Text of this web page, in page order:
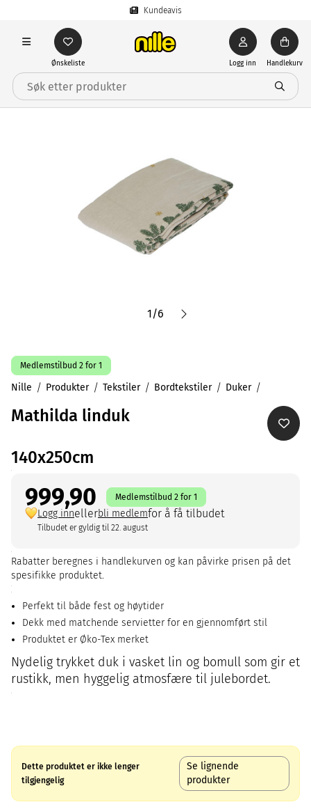
Kundeavis
Ønskeliste Logg inn Handlekurv
1/6
Medlemstilbud 2 for 1
Nille Produkter Tekstiler Bordtekstiler Duker
Mathilda linduk
140x250cm
999,90 Medlemstilbud 2 for 1
Logg innellerbli medlemfor å få tilbudet
Tilbudet er gyldig til 22. august
Rabatter beregnes i handlekurven og kan påvirke prisen på det
spesifikke produktet.
Perfekt til både fest og høytider
Dekk med matchende servietter for en gjennomført stil
Produktet er Øko-Tex merket
Nydelig trykket duk i vasket lin og bomull som gir et
rustikk, men hyggelig atmosfære til julebordet.
Dette produktet er ikke lenger
tilgjengelig
Se lignende
produkter